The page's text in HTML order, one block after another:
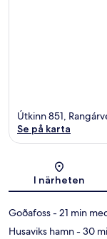
Útkinn 851,
Se på karta
I närheten
Goðafoss- 21 min
Husaviks hamn- 30